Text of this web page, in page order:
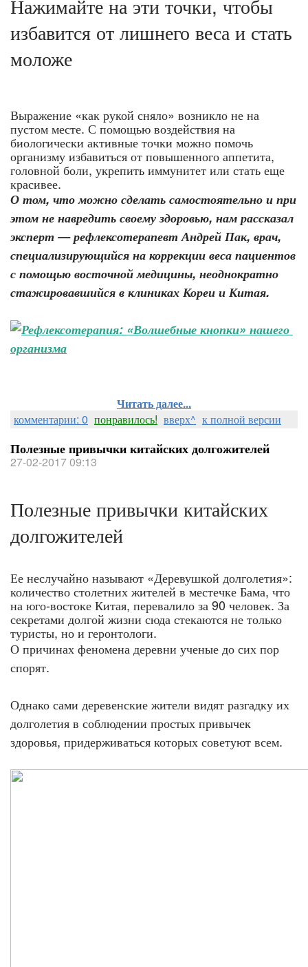
избавится от лишнего веса и стать
моложе
Выражение «как рукой сняло» возникло не на
пустом месте. С помощью воздействия на
биологически активные точки можно помочь
организму избавиться от повышенного аппетита,
головной боли, укрепить иммунитет или стать еще
красивее.
О том, что можно сделать самостоятельно и при
этом не навредить своему здоровью, нам рассказал
эксперт — рефлексотерапевт Андрей Пак, врач,
специализирующийся на коррекции веса пациентов
с помощью восточной медицины, неоднократно
стажировавшийся в клиниках Кореи и Китая.
Читать далее...
комментарии: 0 понравилось! вверх^ к полной версии
Полезные привычки китайских долгожителей
27-02-2017 09:13
Полезные привычки китайских
долгожителей
Ее неслучайно называют «Деревушкой долголетия»:
количество столетних жителей в местечке Бама, что
на юго-востоке Китая, перевалило за 90 человек. За
секретами долгой жизни сюда стекаются не только
туристы, но и геронтологи.
О причинах феномена деревни ученые до сих пор
спорят.
Однако сами деревенские жители видят разгадку их
долголетия в соблюдении простых привычек
здоровья, придерживаться которых советуют всем.